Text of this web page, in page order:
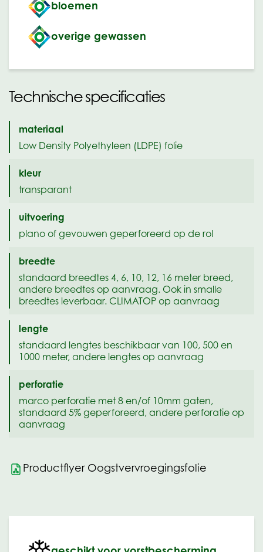
bloemen
overige gewassen
Technische specificaties
materiaal
Low Density Polyethyleen (LDPE) folie
kleur
transparant
uitvoering
plano of gevouwen geperforeerd op de rol
breedte
standaard breedtes 4, 6, 10, 12, 16 meter breed,
andere breedtes op aanvraag. Ook in smalle
breedtes leverbaar. CLIMATOP op aanvraag
lengte
standaard lengtes beschikbaar van 100, 500 en
1000 meter, andere lengtes op aanvraag
perforatie
marco perforatie met 8 en/of 10mm gaten,
standaard 5% geperforeerd, andere perforatie op
aanvraag
Productflyer Oogstvervroegingsfolie